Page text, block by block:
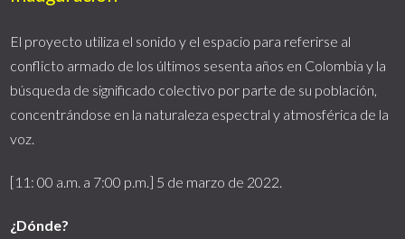
El proyecto utiliza el sonido y el espacio para referirse al
conflicto armado de los últimos sesenta años en Colombia y la
búsqueda de significado colectivo por parte de su población,
concentrándose en la naturaleza espectral y atmosférica de la
voz.
[11: 00 a.m. a 7:00 p.m.] 5 de marzo de 2022.
¿Dónde?